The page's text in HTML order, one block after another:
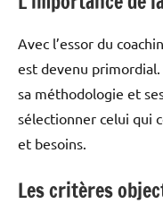
Avec l’essor du
est devenu primordial.
sa méthodologie et
sélectionner celui qui
et besoins.
Les critères